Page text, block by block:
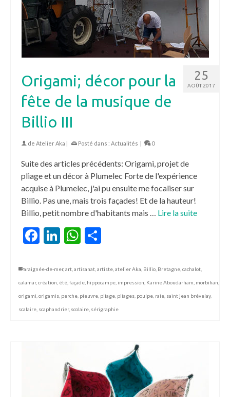
25
AOÛT 2017
Origami; décor pour la
fête de la musique de
Billio III
de Atelier Aka | Posté dans : Actualités | 0
Suite des articles précédents: Origami, projet de
pliage et un décor à Plumelec Forte de l'expérience
acquise à Plumelec, j'ai pu ensuite me focaliser sur
Billio. Pas une, mais trois façades! Et de la hauteur!
Billio, petit nombre d'habitants mais … Lire la suite
Facebook
LinkedIn
WhatsApp
araignée-de-mer, art artisanat artiste atelier Aka Billio Bretagne cachalot
calamar, création été façade hippocampe impression Karine Aboudarham morbihan
origami origamis perche pieuvre pliage pliages poulpe raie saint jean brévelay,
scalaire scaphandrier, scolaire sérigraphie